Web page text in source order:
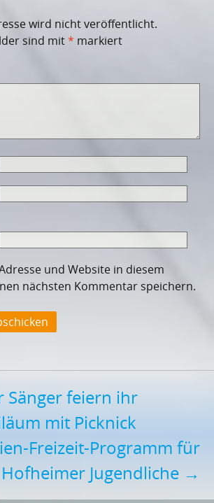
wird nicht veröffentlicht.
sind mit* markiert
und Website in diesem
nächsten Kommentar speichern.
Sänger feiern ihr
mit Picknick
Freizeit-Programm für
Hofheimer Jugendliche →